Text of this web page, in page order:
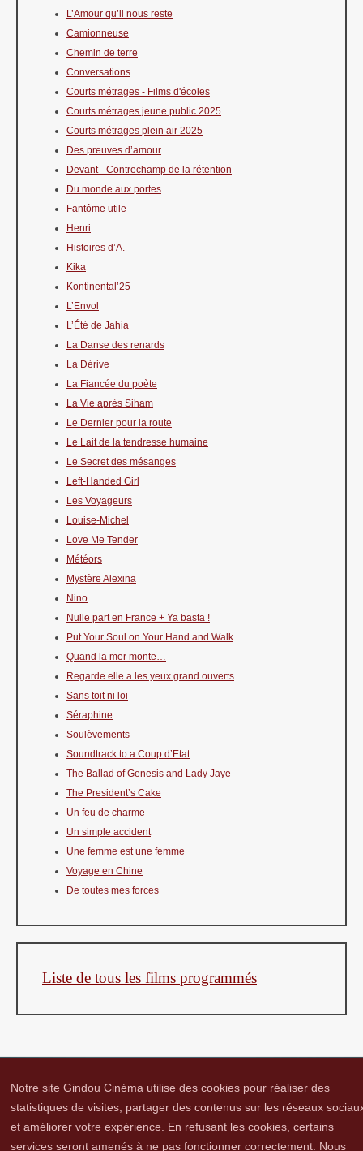
L’Amour qu’il nous reste
Camionneuse
Chemin de terre
Conversations
Courts métrages - Films d'écoles
Courts métrages jeune public 2025
Courts métrages plein air 2025
Des preuves d’amour
Devant - Contrechamp de la rétention
Du monde aux portes
Fantôme utile
Henri
Histoires d’A.
Kika
Kontinental’25
L’Envol
L’Été de Jahia
La Danse des renards
La Dérive
La Fiancée du poète
La Vie après Siham
Le Dernier pour la route
Le Lait de la tendresse humaine
Le Secret des mésanges
Left-Handed Girl
Les Voyageurs
Louise-Michel
Love Me Tender
Météors
Mystère Alexina
Nino
Nulle part en France + Ya basta !
Put Your Soul on Your Hand and Walk
Quand la mer monte…
Regarde elle a les yeux grand ouverts
Sans toit ni loi
Séraphine
Soulèvements
Soundtrack to a Coup d’Etat
The Ballad of Genesis and Lady Jaye
The President’s Cake
Un feu de charme
Un simple accident
Une femme est une femme
Voyage en Chine
De toutes mes forces
Liste de tous les films programmés
Gindou Cinéma Contacts Lettre d'infos Réseaux sociaux Partenaires
Notre site Gindou Cinéma utilise des cookies pour réaliser des
statistiques de visites, partager des contenus sur les réseaux
et améliorer votre expérience. En refusant les cookies, certains
services seront amenés à ne pas fonctionner correctement. Nous